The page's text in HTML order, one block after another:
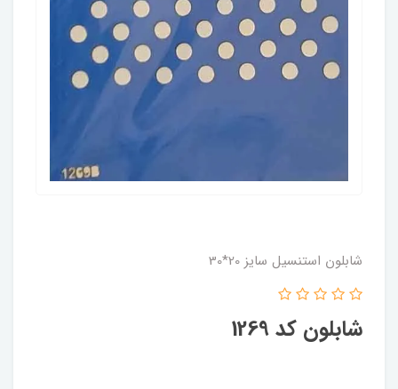
شابلون استنسیل سایز 20*30
شابلون کد 1269